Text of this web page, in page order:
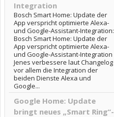
Integration
Bosch Smart Home: Update der
App verspricht optimierte Alexa-
und Google-Assistant-Integration:
Bosch Smart Home: Update der
App verspricht optimierte Alexa-
und Google-Assistant-Integration
Jenes verbessere laut Changelog
vor allem die Integration der
beiden Dienste Alexa und
Google...
Google Home: Update
bringt neues „Smart Ring“-